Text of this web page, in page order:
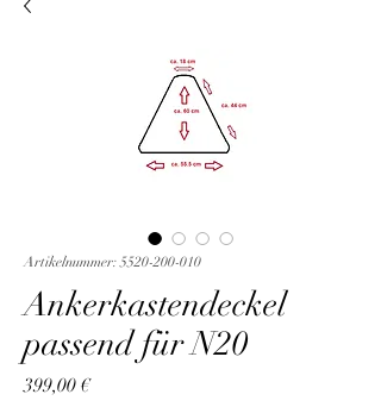
Artikelnummer: 5520-200-010
Ankerkastendeckel
passend für N20
399,00 €Preis